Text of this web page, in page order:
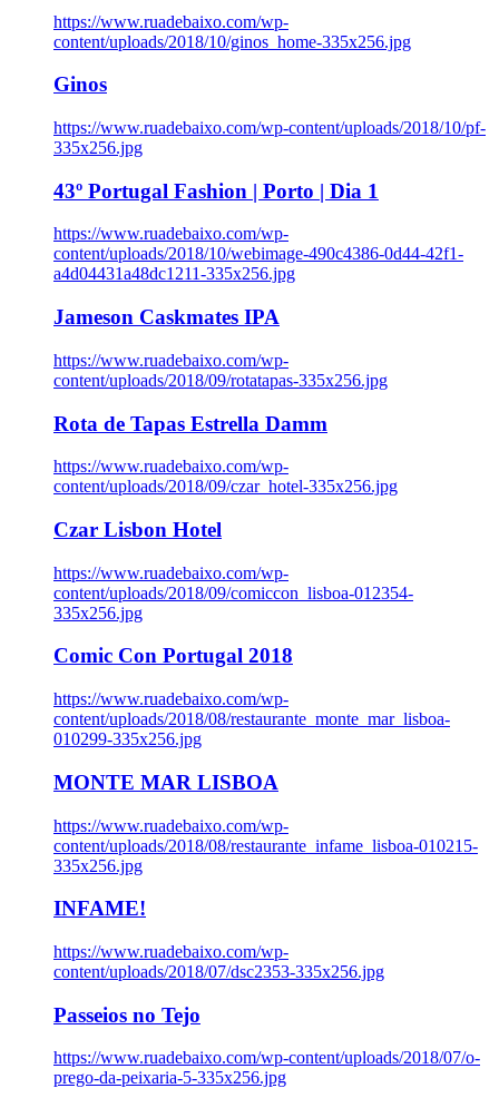
https://www.ruadebaixo.com/wp-
content/uploads/2018/10/ginos_home-335x256.jpg
Ginos
https://www.ruadebaixo.com/wp-content/uploads/2018/10/pf-
335x256.jpg
43º Portugal Fashion | Porto | Dia 1
https://www.ruadebaixo.com/wp-
content/uploads/2018/10/webimage-490c4386-0d44-42f1-
a4d04431a48dc1211-335x256.jpg
Jameson Caskmates IPA
https://www.ruadebaixo.com/wp-
content/uploads/2018/09/rotatapas-335x256.jpg
Rota de Tapas Estrella Damm
https://www.ruadebaixo.com/wp-
content/uploads/2018/09/czar_hotel-335x256.jpg
Czar Lisbon Hotel
https://www.ruadebaixo.com/wp-
content/uploads/2018/09/comiccon_lisboa-012354-
335x256.jpg
Comic Con Portugal 2018
https://www.ruadebaixo.com/wp-
content/uploads/2018/08/restaurante_monte_mar_lisboa-
010299-335x256.jpg
MONTE MAR LISBOA
https://www.ruadebaixo.com/wp-
content/uploads/2018/08/restaurante_infame_lisboa-010215-
335x256.jpg
INFAME!
https://www.ruadebaixo.com/wp-
content/uploads/2018/07/dsc2353-335x256.jpg
Passeios no Tejo
https://www.ruadebaixo.com/wp-content/uploads/2018/07/o-
prego-da-peixaria-5-335x256.jpg